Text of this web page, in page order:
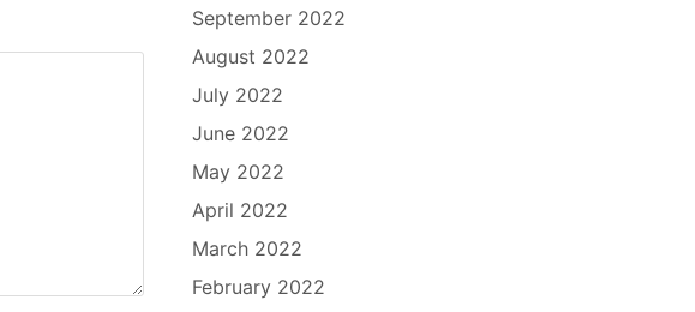
September 2022
August 2022
July 2022
June 2022
May 2022
April 2022
March 2022
February 2022